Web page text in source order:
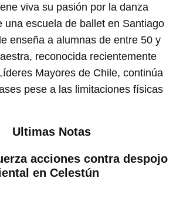
viva su pasión por la danza
una escuela de ballet en Santiago
enseña a alumnas de entre 50 y
reconocida recientemente
Mayores de Chile, continúa
pese a las limitaciones físicas
Ultimas Notas
acciones contra despojo
en Celestún